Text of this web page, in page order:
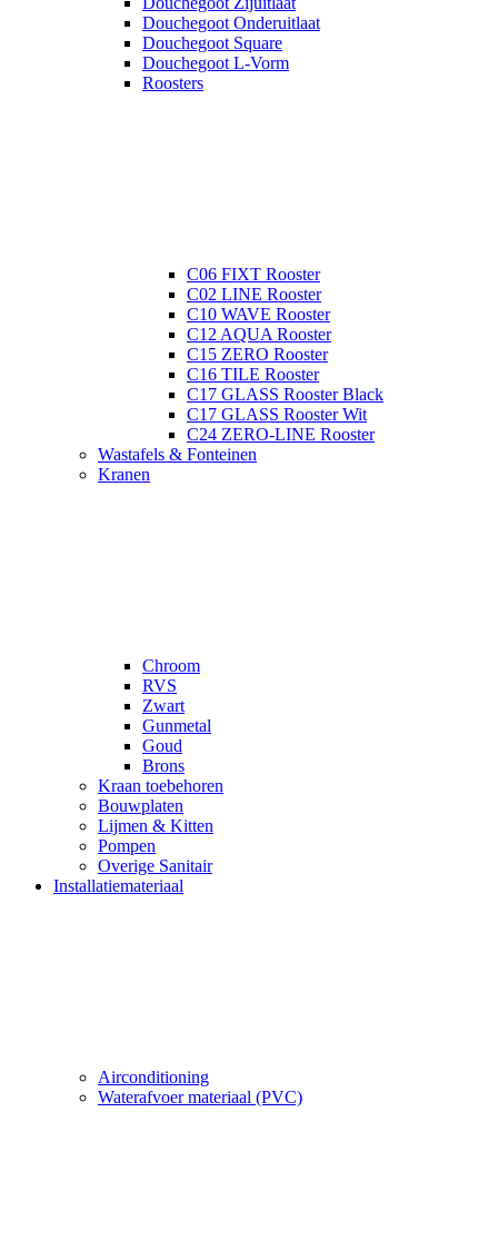
Douchegoot Onderuitlaat
Douchegoot Square
Douchegoot L-Vorm
Roosters
C06 FIXT Rooster
C02 LINE Rooster
C10 WAVE Rooster
C12 AQUA Rooster
C15 ZERO Rooster
C16 TILE Rooster
C17 GLASS Rooster Black
C17 GLASS Rooster Wit
C24 ZERO-LINE Rooster
Wastafels & Fonteinen
Kranen
Chroom
RVS
Zwart
Gunmetal
Goud
Brons
Kraan toebehoren
Bouwplaten
Lijmen & Kitten
Pompen
Overige Sanitair
Installatiemateriaal
Airconditioning
Waterafvoer materiaal (PVC)